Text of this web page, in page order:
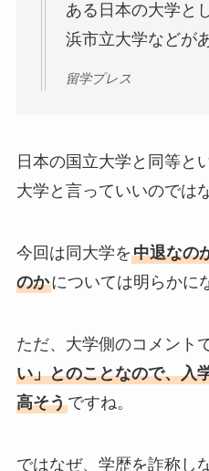
ある日本の大学と
浜市立大学などが
留学プレス
日本の国立大学と同等と
大学と言っていいのでは
今回は同大学を中退なの
のかについては明らかに
ただ、大学側のコメント
い」とのことなので、入
高そうですね。
ではなぜ、学歴を詐称し